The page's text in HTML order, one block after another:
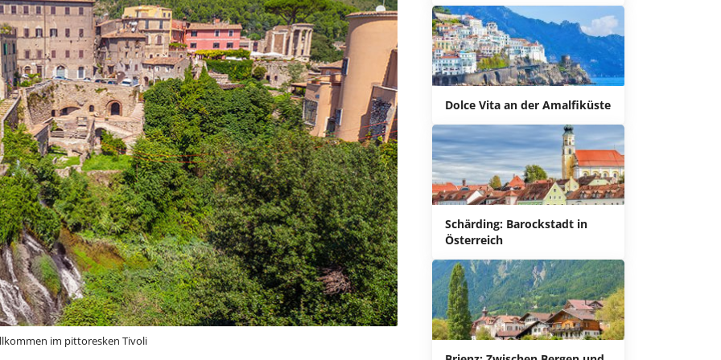
im pittoresken Tivoli
Dolce Vita an der Amalfiküste
Schärding: Barockstadt in
Österreich